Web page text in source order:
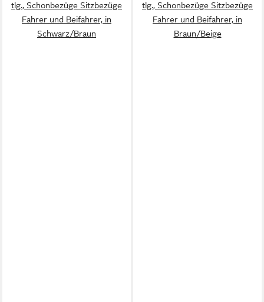
tlg., Schonbezüge Sitzbezüge
Fahrer und Beifahrer, in
Schwarz/Braun
tlg., Schonbezüge Sitzbezüge
Fahrer und Beifahrer, in
Braun/Beige